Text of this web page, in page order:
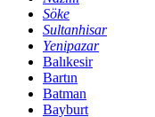
Söke
Sultanhisar
Yenipazar
Balıkesir
Bartın
Batman
Bayburt